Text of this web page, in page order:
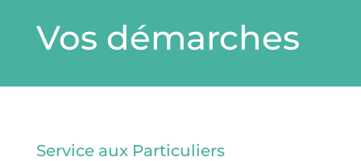
Vos démarches
Service aux Particuliers